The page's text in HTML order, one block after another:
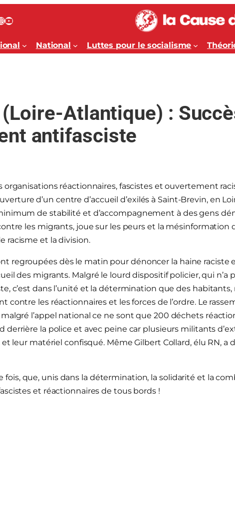
YouTube
National Luttes pour le socialisme
Atlantique) :
antifasciste
organisations réactionnaires, fascistes et ouvertement
d’un centre d’accueil d’exilés à Saint-Brevin, en
de stabilité et d’accompagnement à des gens
les migrants, joue sur les peurs et la mésinformation
racisme et la division.
regroupées dès le matin pour dénoncer la haine raciste
des migrants. Malgré le lourd dispositif policier, qui n’a
c’est dans l’unité et la détermination que des
contre les réactionnaires et les forces de l’ordre. Le
l’appel national ce ne sont que 200 déchets
derrière la police et avec peine car plusieurs militants
leur matériel confisqué. Même Gilbert Collard, élu RN, a
fois, que, unis dans la détermination, la solidarité et la
et réactionnaires de tous bords !